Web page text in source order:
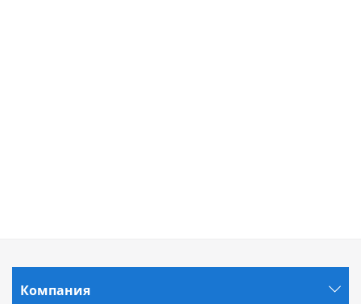
Компания